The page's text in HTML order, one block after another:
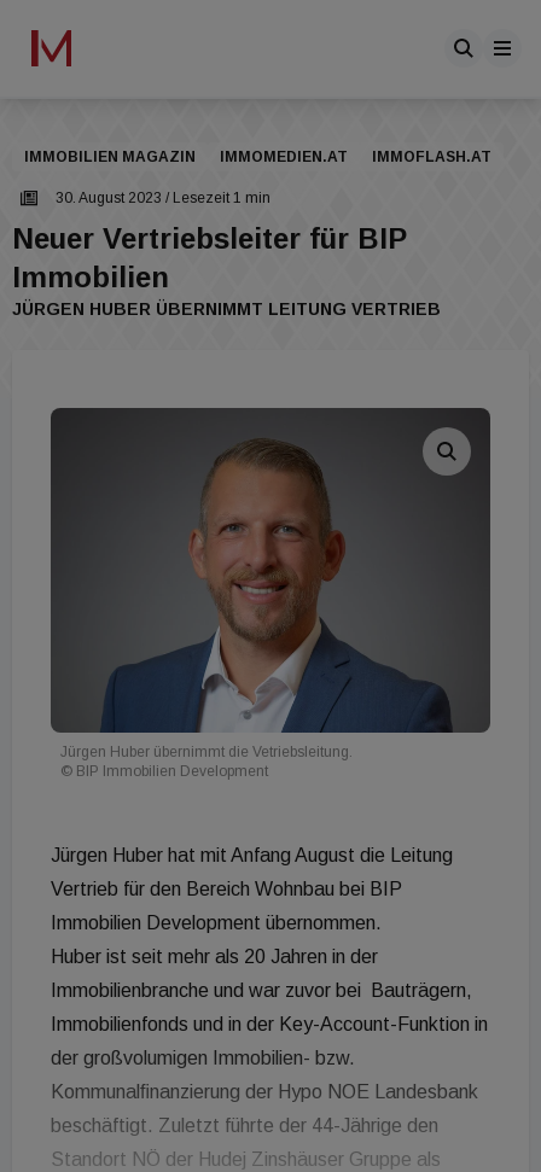
IMMOBILIEN MAGAZIN IMMOMEDIEN.AT IMMOFLASH.AT
30. August 2023 / Lesezeit 1 min
Neuer Vertriebsleiter für BIP
Immobilien
JÜRGEN HUBER ÜBERNIMMT LEITUNG VERTRIEB
Jürgen Huber übernimmt die Vetriebsleitung.
© BIP Immobilien Development
Jürgen Huber hat mit Anfang August die Leitung
Vertrieb für den Bereich Wohnbau bei BIP
Immobilien Development übernommen.
Huber ist seit mehr als 20 Jahren in der
Immobilienbranche und war zuvor bei Bauträgern,
Immobilienfonds und in der Key-Account-Funktion in
der großvolumigen Immobilien- bzw.
Kommunalﬁnanzierung der Hypo NOE Landesbank
beschäftigt. Zuletzt führte der 44-Jährige den
Standort NÖ der Hudej Zinshäuser Gruppe als